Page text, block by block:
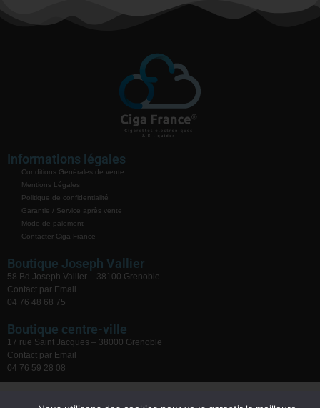
Informations légales
Conditions Générales de vente
Mentions Légales
Politique de confidentialité
Garantie / Service après vente
Mode de paiement
Contacter Ciga France
Boutique Joseph Vallier
58 Bd Joseph Vallier – 38100 Grenoble
Contact par Email
04 76 48 68 75
Boutique centre-ville
17 rue Saint Jacques – 38000 Grenoble
Contact par Email
04 76 59 28 08